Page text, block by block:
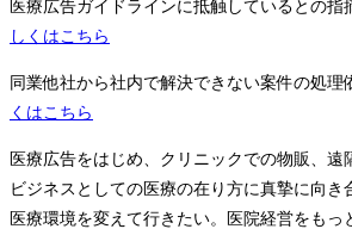
医療広告ガイドラインに抵触しているとの
しくはこちら
同業他社から社内で解決できない案件の処
くはこちら
医療広告をはじめ、クリニックでの物販、遠
ビジネスとしての医療の在り方に真摯に向き
医療環境を変えて行きたい。医院経営をもっ